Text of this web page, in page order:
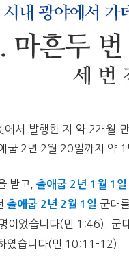
에서 발행한 지 약 2개월
굽 2 년 2월 20일까지 약 1
받고 ,출애굽 2 년 1 월 1 일
출애굽 2 년 2 월 1 일 군대
명이었습니다(민 1:46). 군
였습니다(민 10:11-12).